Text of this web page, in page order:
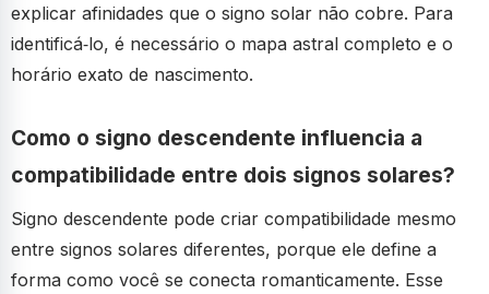
explicar afinidades que o signo solar não cobre. Para
identificá‑lo, é necessário o mapa astral completo e o
horário exato de nascimento.
Como o signo descendente influencia a
compatibilidade entre dois signos solares?
Signo descendente pode criar compatibilidade mesmo
entre signos solares diferentes, porque ele define a
forma como você se conecta romanticamente. Esse